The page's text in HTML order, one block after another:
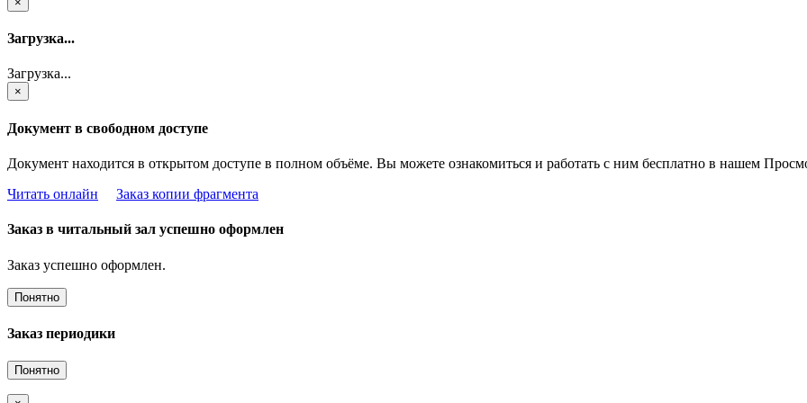
Загрузка...
Загрузка...
×
Документ в свободном доступе
Документ находится в открытом доступе в полном объёме. Вы можете ознакомиться и работать с ним бесплатно в нашем
Читать онлайн
Заказ копии фрагмента
Заказ в читальный зал успешно оформлен
Заказ успешно оформлен.
Понятно
Заказ периодики
Понятно